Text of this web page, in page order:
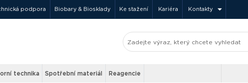
podpora Biobary & Biosklady Ke stažení Kariéra Kontakty
technika Spotřební materiál Reagencie